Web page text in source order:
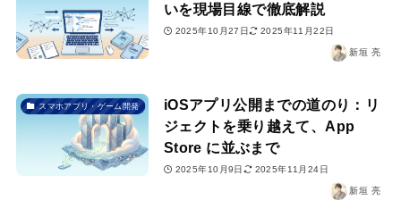
いを現場目線で徹底解説
2025年10月27日 2025年11月22日
新垣 亮
スマホアプリ・ゲーム開発
iOSアプリ公開までの道のり：リ
ジェクトを乗り越えて、App
Store に並ぶまで
2025年10月9日 2025年11月24日
新垣 亮